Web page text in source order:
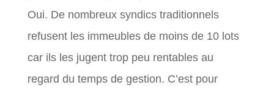
Oui. De nombreux syndics traditionnels
refusent les immeubles de moins de 10 lots
car ils les jugent trop peu rentables au
regard du temps de gestion. C’est pour